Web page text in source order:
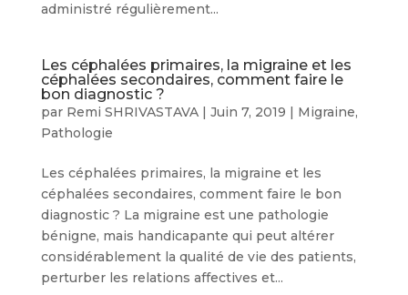
administré régulièrement...
Les céphalées primaires, la migraine et les
céphalées secondaires, comment faire le
bon diagnostic ?
par Remi SHRIVASTAVA| Juin 7, 2019 | Migraine,
Pathologie
Les céphalées primaires, la migraine et les
céphalées secondaires, comment faire le bon
diagnostic ? La migraine est une pathologie
bénigne, mais handicapante qui peut altérer
considérablement la qualité de vie des patients,
perturber les relations affectives et...